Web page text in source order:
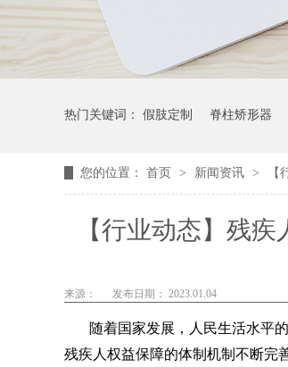
热门关键词： 假肢定制 脊柱矫形器
您的位置： 首页 > 新闻资讯 >
【行业动态】残
来源： 发布日期： 2023.01.04
随着国家发展，人民生活水平
残疾人权益保障的体制机制不断完